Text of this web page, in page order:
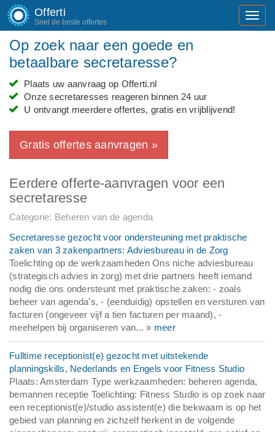
Offerti
Snel de beste offertes
Op zoek naar een goede en
betaalbare secretaresse?
Plaats uw aanvraag op Offerti.nl
Onze secretaresses reageren binnen 24 uur
U ontvangt meerdere offertes, gratis en vrijblijvend!
Gratis offertes aanvragen »
Eerdere offerte-aanvragen voor een
secretaresse
Categorie: Beheren van de agenda
Secretaresse gezocht voor ondersteuning met praktische
zaken van 3 zakenpartners: Adviesbureau in de Zorg
Toelichting op de werkzaamheden Ons niche adviesbureau
(strategisch advies in zorg) met drie partners heeft iemand
nodig die ons ondersteunt met praktische zaken: - zoals
beheer van agenda's, - (eenduidig) opstellen en versturen van
facturen (ongeveer vijf a tien facturen per maand), -
meehelpen bij organiseren van... » meer
Fulltime receptionist(e) gezocht met uitstekende
planningskills, Nederlands en Engels voor Fitness Studio
Plaats: Amsterdam Type werkzaamheden: beheren agenda,
bemannen receptie Toelichting: Fitness Studio is op zoek naar
een receptionist(e)/studio assistent(e) die bekwaam is op het
gebied van planning en zichzelf herkent in de volgende